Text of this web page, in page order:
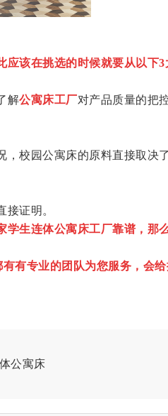
该在挑选的时候就要从以下3
解公寓床工厂对产品质量的把
校园公寓床的原料直接取决
证明。
生连体公寓床工厂靠谱，那
有专业的团队为您服务，会
公寓床